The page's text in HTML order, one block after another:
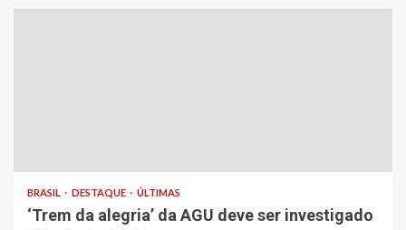
BRASIL DESTAQUE ÚLTIMAS
‘Trem da alegria’ da AGU deve ser investigado